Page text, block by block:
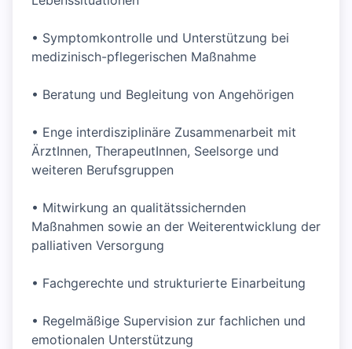
• Symptomkontrolle und Unterstützung bei
medizinisch-pflegerischen Maßnahme
• Beratung und Begleitung von Angehörigen
• Enge interdisziplinäre Zusammenarbeit mit
ÄrztInnen, TherapeutInnen, Seelsorge und
weiteren Berufsgruppen
• Mitwirkung an qualitätssichernden
Maßnahmen sowie an der Weiterentwicklung der
palliativen Versorgung
• Fachgerechte und strukturierte Einarbeitung
• Regelmäßige Supervision zur fachlichen und
emotionalen Unterstützung